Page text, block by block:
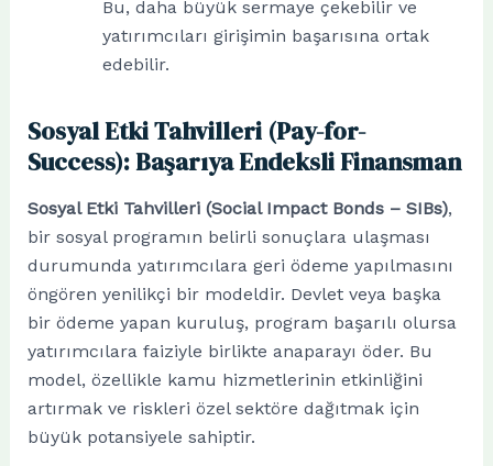
Bu, daha büyük sermaye çekebilir ve
yatırımcıları girişimin başarısına ortak
edebilir.
Sosyal Etki Tahvilleri (Pay-for-
Success): Başarıya Endeksli Finansman
Sosyal Etki Tahvilleri (Social Impact Bonds – SIBs),
bir sosyal programın belirli sonuçlara ulaşması
durumunda yatırımcılara geri ödeme yapılmasını
öngören yenilikçi bir modeldir. Devlet veya başka
bir ödeme yapan kuruluş, program başarılı olursa
yatırımcılara faiziyle birlikte anaparayı öder. Bu
model, özellikle kamu hizmetlerinin etkinliğini
artırmak ve riskleri özel sektöre dağıtmak için
büyük potansiyele sahiptir.